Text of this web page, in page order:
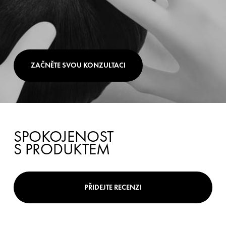
ZAČNĚTE SVOU KONZULTACI
SPOKOJENOST
S PRODUKTEM
PŘIDEJTE RECENZI